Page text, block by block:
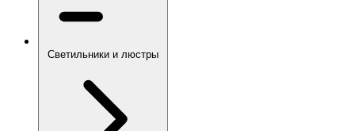
Светильники и люстры